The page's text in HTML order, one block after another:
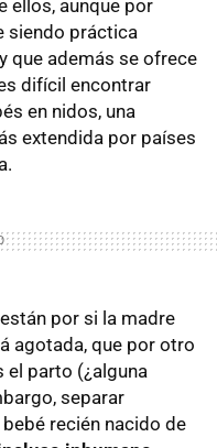
ellos, aunque por
siendo práctica
que además se ofrece
difícil encontrar
en nidos, una
extendida por países
por si la madre
agotada, que por otro
el parto (¿alguna
separar
recién nacido de